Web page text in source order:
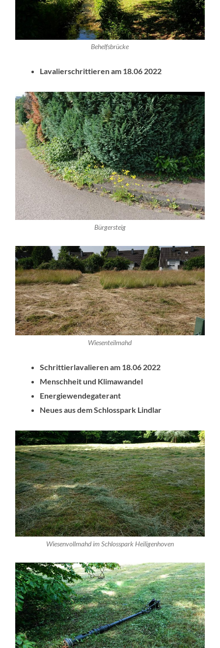
Behelfsbrücke
Lavalierschrittieren am 18.06 2022
Bürgersteig
Wiesenteilmahd
Schrittierlavalieren am 18.06 2022
Menschheit und Klimawandel
Energiewendegaterant
Neues aus dem Schlosspark Lindlar
Wiesenvollmahd im Schlosspark Heiligenhoven